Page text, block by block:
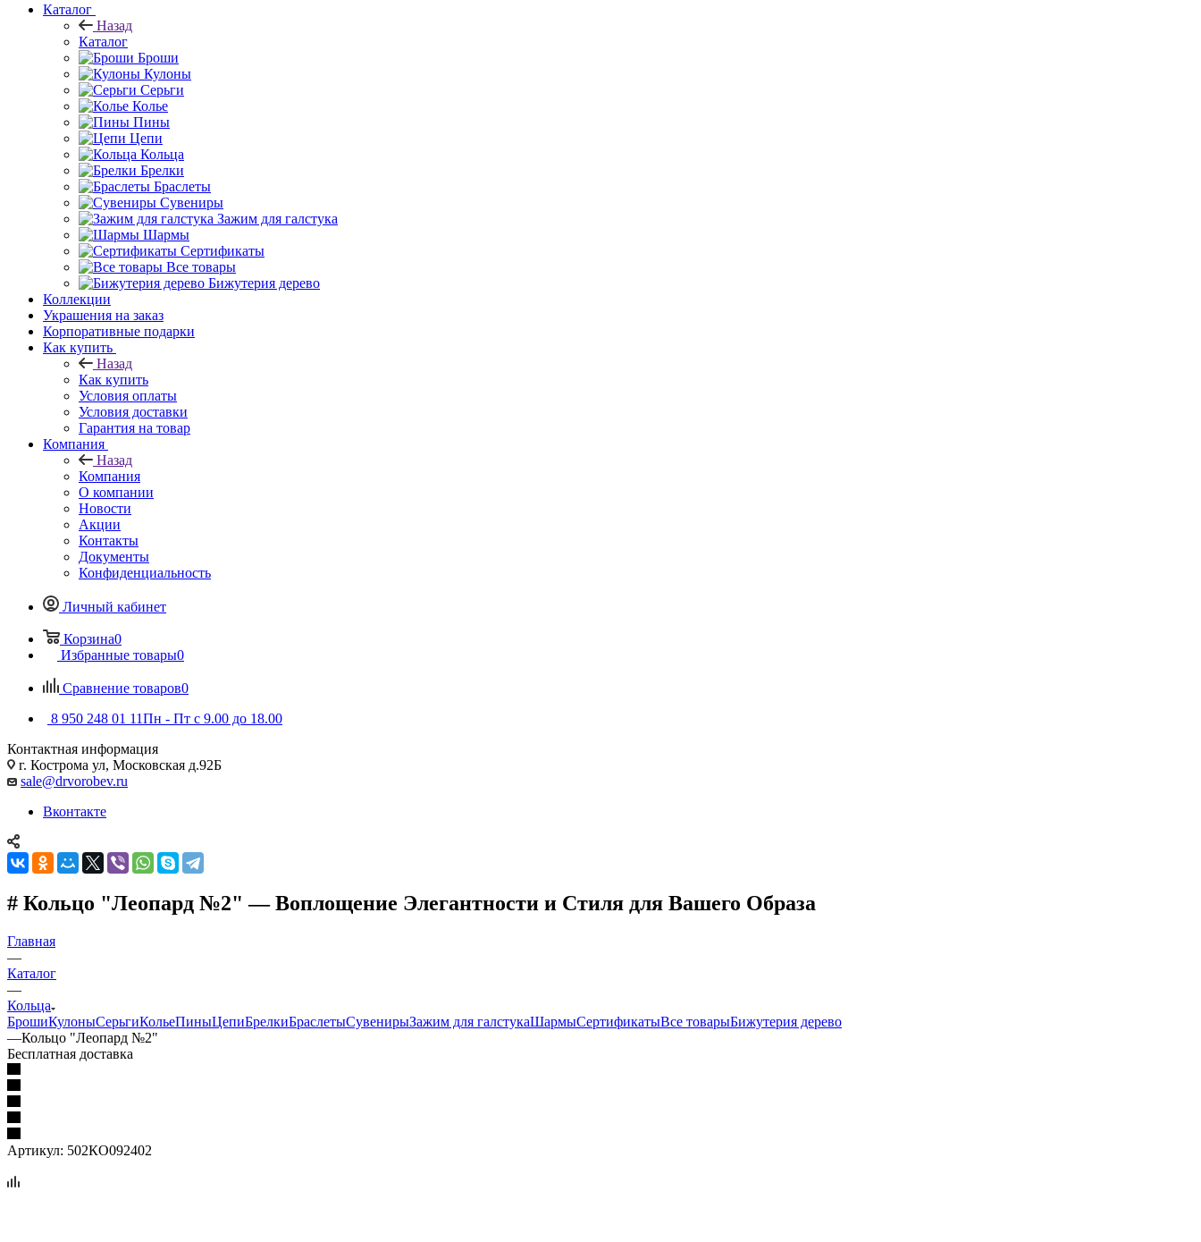
Каталог
Назад
Каталог
Броши
Кулоны
Серьги
Колье
Пины
Цепи
Кольца
Брелки
Браслеты
Сувениры
Зажим для галстука
Шармы
Сертификаты
Все товары
Бижутерия дерево
Коллекции
Украшения на заказ
Корпоративные подарки
Как купить
Назад
Как купить
Условия оплаты
Условия доставки
Гарантия на товар
Компания
Назад
Компания
О компании
Новости
Акции
Контакты
Документы
Конфиденциальность
Личный кабинет
Корзина0
Избранные товары0
Сравнение товаров0
8 950 248 01 11Пн - Пт с 9.00 до 18.00
Контактная информация
г. Кострома ул, Московская д.92Б
sale@drvorobev.ru
Вконтакте
# Кольцо "Леопард №2" — Воплощение Элегантности и Стиля для Вашего Образа
Главная
—
Каталог
—
Кольца
БрошиКулоныСерьгиКольеПиныЦепиБрелкиБраслетыСувенирыЗажим для галстукаШармыСертификатыВсе товарыБижутерия дерево
—Кольцо "Леопард №2"
Бесплатная доставка
Артикул: 502КО092402